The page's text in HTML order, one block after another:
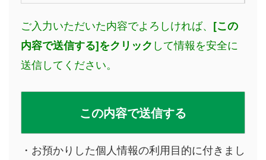
ご入力いただいた内容でよろしければ、 [この
内容で送信する]をクリック して情報を安全に
送信してください。
・お預かりした個人情報の利用目的に付きまし